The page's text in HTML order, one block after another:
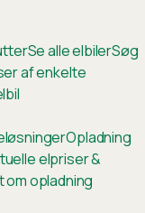
Se alle elbilerSøg
af enkelte
Opladning
elpriser &
om opladning